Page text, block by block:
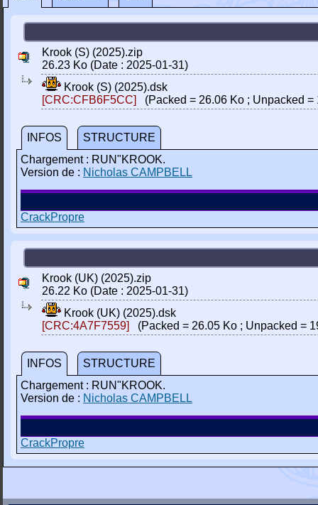
Krook (S) (2025).zip
26.23 Ko (Date : 2025-01-31)
Krook (S) (2025).dsk
[CRC:CFB6F5CC]
(Packed = 26.06 Ko ; Unpacked =
INFOS
STRUCTURE
Chargement : RUN"KROOK.
Version de : Nicholas CAMPBELL
CrackPropre
Krook (UK) (2025).zip
26.22 Ko (Date : 2025-01-31)
Krook (UK) (2025).dsk
[CRC:4A7F7559]
(Packed = 26.05 Ko ; Unpacked =
INFOS
STRUCTURE
Chargement : RUN"KROOK.
Version de : Nicholas CAMPBELL
CrackPropre